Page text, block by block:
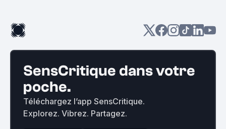
SensCritique dans votre
poche.
Téléchargez l’app SensCritique.
Explorez. Vibrez. Partagez.